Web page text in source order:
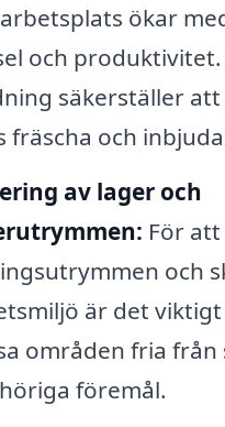
ökar
och
säkerställer
fräscha och
av lager och
För
och
är det
områden fria från
föremål.